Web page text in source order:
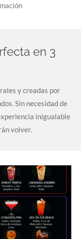
en 3
y creadas por
Sin necesidad de
inigualable
volver.